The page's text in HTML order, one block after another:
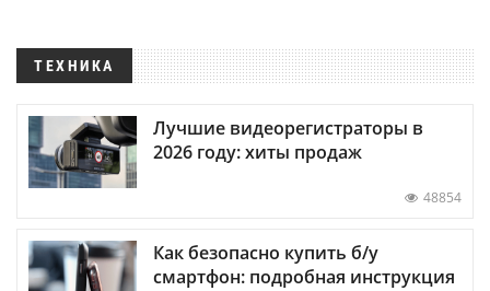
ТЕХНИКА
Лучшие видеорегистраторы в
2026 году: хиты продаж
48854
Как безопасно купить б/у
смартфон: подробная инструкция